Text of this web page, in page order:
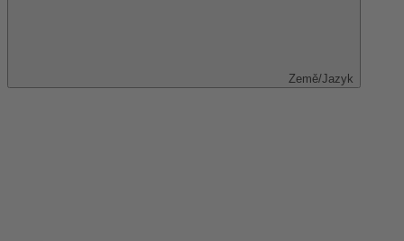
Země/Jazyk